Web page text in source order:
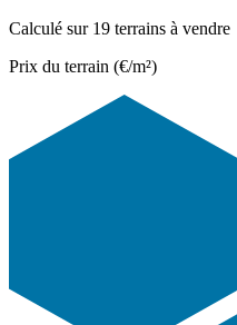
Calculé sur 19 terrains à vendre
Prix du terrain (€/m²)